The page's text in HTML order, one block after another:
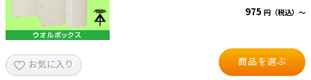
975 円（税込）～
お気に入り 商品を選ぶ